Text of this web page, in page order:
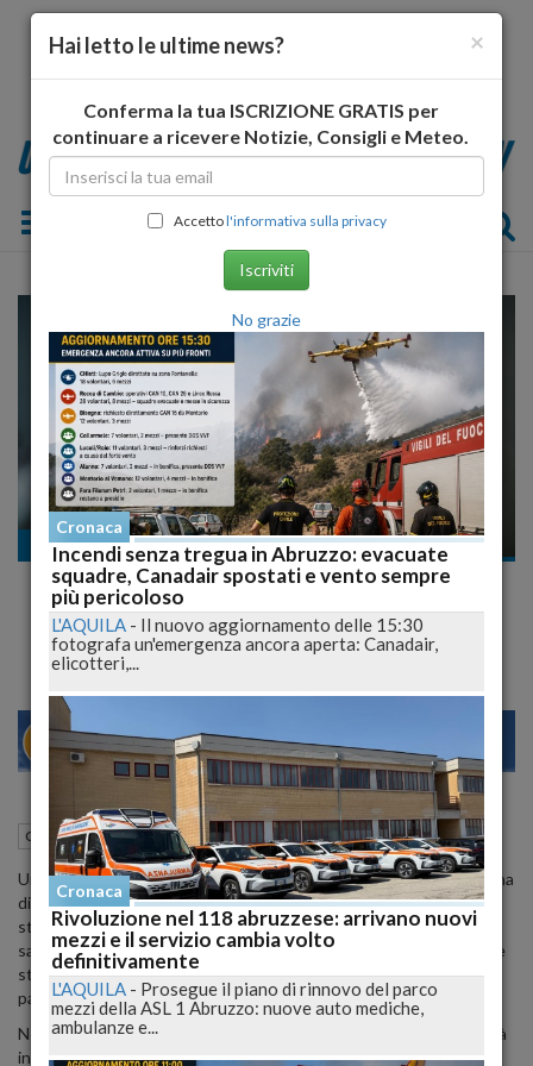
Toggle navigation
Cronaca
L'Ex Segregata e Violentata: Cuoco
Condannato a 8 Anni, Cronaca di un Incubo
MILANO 23
Cronaca Teramo (TE) 06 Maggio 2024 14:27
Un terribile caso di violenza e sequestro ha portato a una condanna
di 8 anni per un cuoco teramano. La vittima, la sua ex compagna, è
stata bloccata per strada mentre cercava di scappare, costretta a
salire in auto e poi segregata in casa per un'intera mattinata. Qui è
stata soggetta a maltrattamenti e violenze fisiche e sessuali da
parte dell'uomo che affermava di amarla.
Non è stata la prima volta che l'uomo ha agito in modo violento: già
in un episodio precedente, ha accusato la donna di avergli
×
Hai letto le ultime news?
Conferma la tua ISCRIZIONE GRATIS per
continuare a ricevere Notizie, Consigli e Meteo.
Accettol'informativa sulla privacy
Iscriviti
No grazie
Cronaca
Incendi senza tregua in Abruzzo: evacuate
squadre, Canadair spostati e vento sempre
più pericoloso
L'AQUILA - Il nuovo aggiornamento delle 15:30
fotografa un'emergenza ancora aperta: Canadair,
elicotteri,...
Cronaca
Rivoluzione nel 118 abruzzese: arrivano nuovi
mezzi e il servizio cambia volto
definitivamente
L'AQUILA - Prosegue il piano di rinnovo del parco
mezzi della ASL 1 Abruzzo: nuove auto mediche,
ambulanze e...